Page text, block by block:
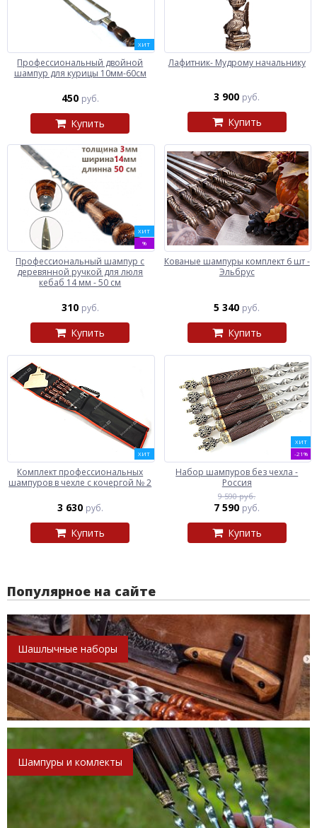
ХИТ
Профессиональный двойной
шампур для курицы 10мм-60см
450 руб.
Купить
Лафитник- Мудрому начальнику
3 900 руб.
Купить
ХИТ
%
Профессиональный шампур с
деревянной ручкой для люля
кебаб 14 мм - 50 см
310 руб.
Купить
Кованые шампуры комплект 6 шт -
Эльбрус
5 340 руб.
Купить
ХИТ
Комплект профессиональных
шампуров в чехле с кочергой № 2
3 630 руб.
Купить
ХИТ
-21%
Набор шампуров без чехла -
Россия
9 590 руб.
7 590 руб.
Купить
Популярное на сайте
Шашлычные наборы
Шампуры и комлекты